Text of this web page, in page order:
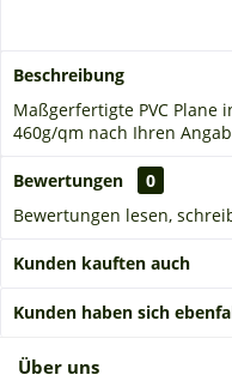
Beschreibung
Maßgerfertigte PVC
460g/qm nach Ihren
Bewertungen
0
Bewertungen lesen,
Kunden kauften auch
Kunden haben sich
Über uns